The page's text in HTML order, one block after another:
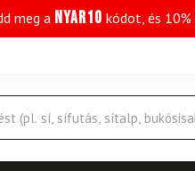
meg a NYAR10 kódot, és